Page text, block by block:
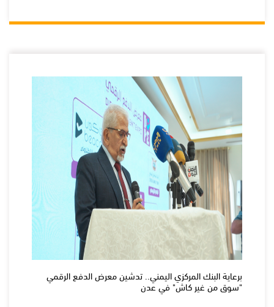
برعاية البنك المركزي اليمني.. تدشين معرض الدفع الرقمي
"سوق من غير كاش" في عدن